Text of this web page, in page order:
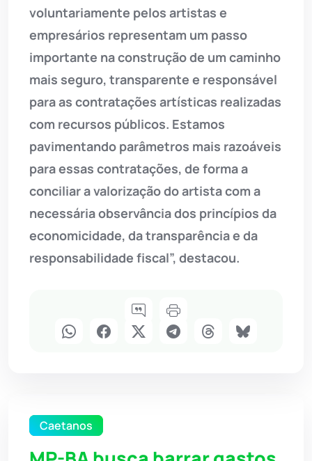
voluntariamente pelos artistas e
empresários representam um passo
importante na construção de um caminho
mais seguro, transparente e responsável
para as contratações artísticas realizadas
com recursos públicos. Estamos
pavimentando parâmetros mais razoáveis
para essas contratações, de forma a
conciliar a valorização do artista com a
necessária observância dos princípios da
economicidade, da transparência e da
responsabilidade fiscal”, destacou.
Caetanos